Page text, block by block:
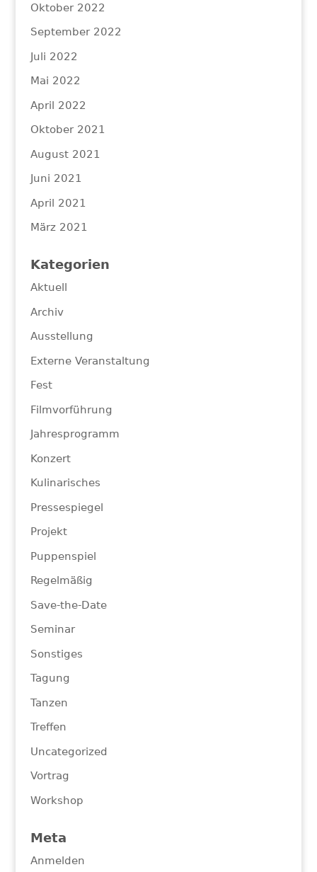
Oktober 2022
September 2022
Juli 2022
Mai 2022
April 2022
Oktober 2021
August 2021
Juni 2021
April 2021
März 2021
Kategorien
Aktuell
Archiv
Ausstellung
Externe Veranstaltung
Fest
Filmvorführung
Jahresprogramm
Konzert
Kulinarisches
Pressespiegel
Projekt
Puppenspiel
Regelmäßig
Save-the-Date
Seminar
Sonstiges
Tagung
Tanzen
Treffen
Uncategorized
Vortrag
Workshop
Meta
Anmelden